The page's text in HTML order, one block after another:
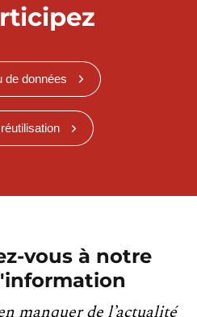
de données
vous à notre
manquer de l’actualité